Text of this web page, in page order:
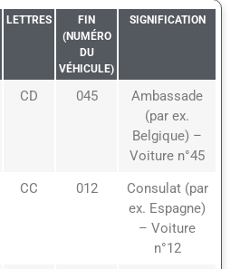
LETTRES
FIN
(NUMÉRO
DU
VÉHICULE)
SIGNIFICATION
CD 045
Ambassade
(par ex.
Belgique) –
Voiture n°45
CC 012
Consulat (par
ex. Espagne)
– Voiture
n°12